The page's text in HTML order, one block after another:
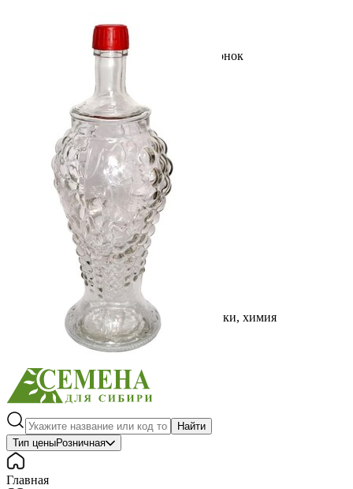
Обратный звонокЗаказать обратный звонок
Семена
Грунты
Газонные травы, сидераты
Горшки, рассадники, аксессуары
Посадочный материал
Садовый инструмент, инвентарь
Консервирование
Средства защиты, удобрения, добавки, химия
Обустройство сада, декор
Найти
Тип ценыРозничная
Главная